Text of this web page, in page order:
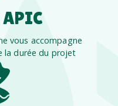
vous accompagne
la durée du projet